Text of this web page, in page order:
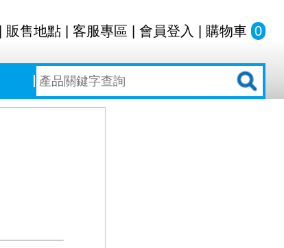
販售地點 客服專區 會員登入 購物車 0